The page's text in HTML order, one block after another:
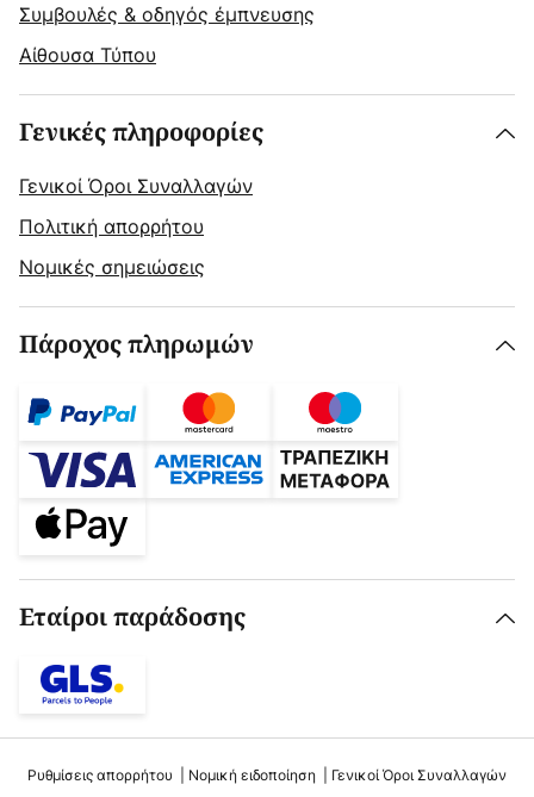
Συμβουλές & οδηγός έμπνευσης
Αίθουσα Τύπου
Γενικές πληροφορίες
Γενικοί Όροι Συναλλαγών
Πολιτική απορρήτου
Νομικές σημειώσεις
Πάροχος πληρωμών
Εταίροι παράδοσης
Ρυθμίσεις απορρήτου Νομική ειδοποίηση Γενικοί Όροι Συναλλαγών